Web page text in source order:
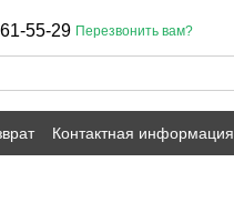
55-29 Перезвонить вам?
Контактная информация